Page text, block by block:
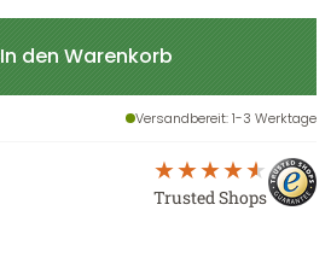
In den Warenkorb
Versandbereit: 1-3 Werktage
Trusted Shops